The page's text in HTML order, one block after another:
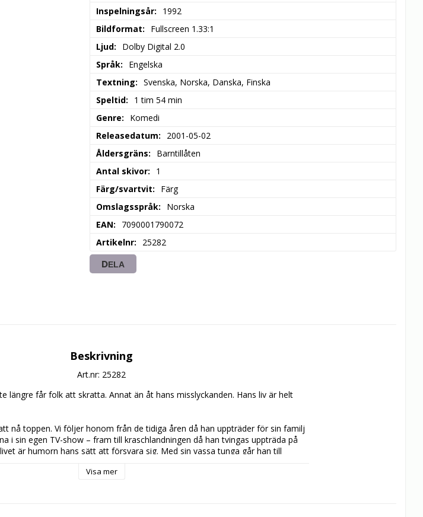
Inspelningsår
1992
Bildformat
Fullscreen 1.33:1
Ljud
Dolby Digital 2.0
Språk
Engelska
Textning
Svenska, Norska, Danska, Finska
Speltid
1 tim 54 min
Genre
Komedi
Releasedatum
2001-05-02
Åldersgräns
Barntillåten
Antal skivor
1
Färg/svartvit
Färg
Omslagsspråk
Norska
EAN
7090001790072
Artikelnr
25282
DELA
Beskrivning
Art.nr: 25282
längre får folk att skratta. Annat än åt hans misslyckanden. Hans liv är helt
nå toppen. Vi följer honom från de tidiga åren då han uppträder för sin familj
i sin egen TV-show – fram till kraschlandningen då han tvingas uppträda på
är humorn hans sätt att försvara sig. Med sin vassa tunga går han till
val: Ska han tänka om och placera sin familj i rampljuset? Eller skämta bort
Visa mer